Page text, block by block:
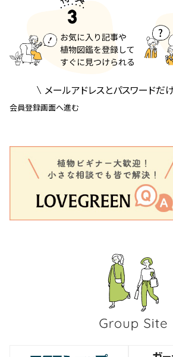
メールアドレスとパスワードだ
会員登録画面へ進む